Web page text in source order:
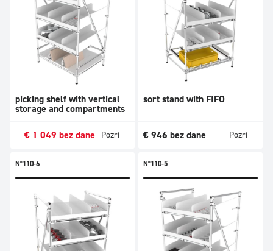
picking shelf with vertical
storage and compartments
€ 1 049 bez dane Pozri
sort stand with FIFO
€ 946 bez dane Pozri
N°110-6 N°110-5